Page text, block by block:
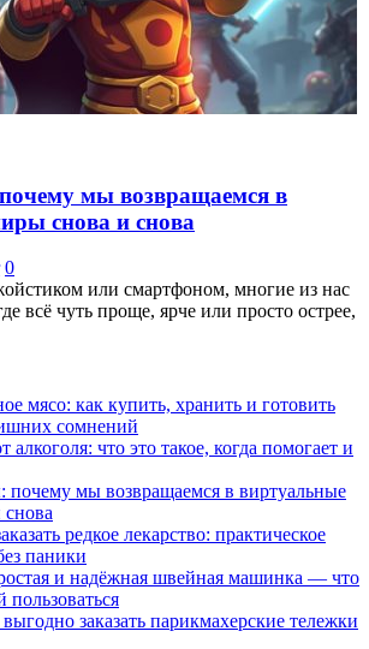
мы возвращаемся в
снова и снова
0
или смартфоном, многие из нас
всё чуть проще, ярче или просто острее,
мясо: как купить, хранить и готовить
сомнений
алкоголя: что это такое, когда помогает и
мы возвращаемся в виртуальные
редкое лекарство: практическое
паники
и надёжная швейная машинка — что
пользоваться
заказать парикмахерские тележки